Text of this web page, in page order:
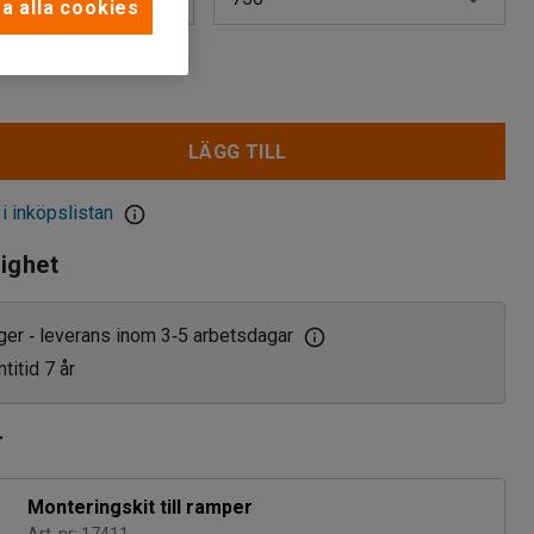
LÄGG TILL
inköpslistan
‑ leverans inom 3‑5 arbetsdagar
7 år
Monteringskit till ramper
alla cookies